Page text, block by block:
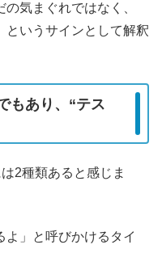
気まぐれではなく、
というサインとして解釈
もあり、“テス
2種類あると感じま
よ」と呼びかけるタイ